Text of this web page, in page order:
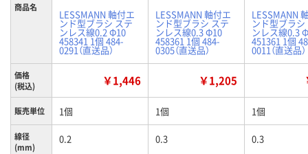
商品名
LESSMANN 軸付エ
ンド型ブラシ ステ
ンレス線0.2 Φ10
458341 1個 484-
0291（直送品）
LESSMANN 軸付エ
ンド型ブラシ ステ
ンレス線0.3 Φ10
458361 1個 484-
0305（直送品）
LESSMANN
ンド型ブラシ
ンレス線0.3
451361 1個
0011（直送品）
価格
(税込)
￥1,446 ￥1,205
販売単位 1個 1個 1個
線径
(mm)
0.2 0.3 0.3